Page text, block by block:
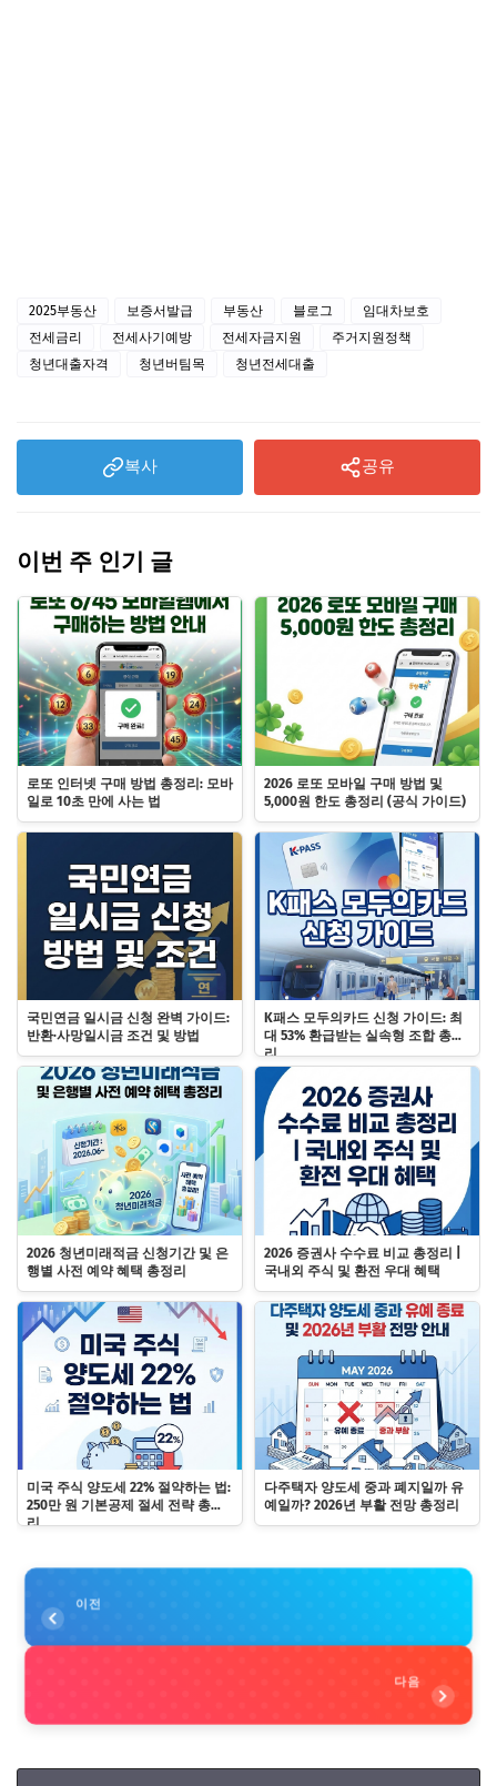
2025부동산 보증서발급 부동산 블로그
임대차보호
전세금리
전세사기예방 전세자금지원
주거지원정책
청년대출자격
청년버팀목 청년전세대출
복사 공유
이번 주 인기 글
로또 인터넷 구매 방법 총정리: 모바
일로 10초 만에 사는 법
2026 로또 모바일 구매 방법 및
5,000원 한도 총정리 (공식 가이드)
국민연금 일시금 신청 완벽 가이드:
반환·사망일시금 조건 및 방법
K패스 모두의카드 신청 가이드: 최
대 53% 환급받는 실속형 조합 총정
리
2026 청년미래적금 신청기간 및 은
행별 사전 예약 혜택 총정리
2026 증권사 수수료 비교 총정리 |
국내외 주식 및 환전 우대 혜택
미국 주식 양도세 22% 절약하는 법:
250만 원 기본공제 절세 전략 총정
리
다주택자 양도세 중과 폐지일까 유
예일까? 2026년 부활 전망 총정리
이전
다음